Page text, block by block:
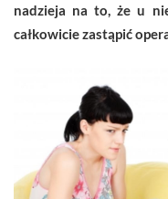
nadzieja na to, że u
całkowicie zastąpić